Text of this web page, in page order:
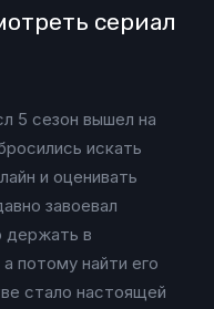
сериал
5 сезон вышел на
искать
и оценивать
завоевал
держать в
потому найти его
стало настоящей